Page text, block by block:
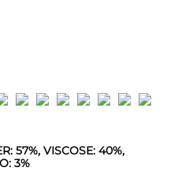
57%, VISCOSE: 40%,
3%